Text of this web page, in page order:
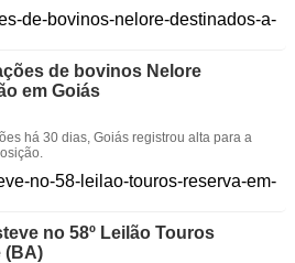
de bovinos Nelore
em Goiás
há 30 dias, Goiás registrou alta para a
no 58º Leilão Touros
(BA)